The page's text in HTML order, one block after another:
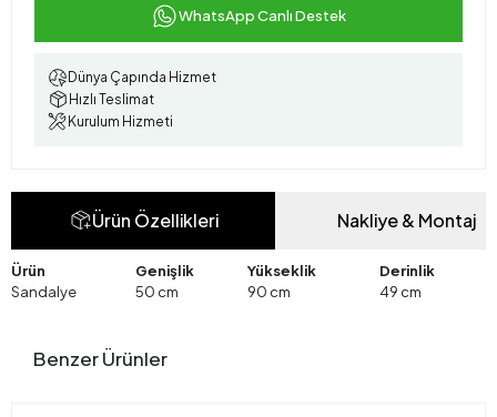
WhatsApp Canlı Destek
Dünya Çapında Hizmet
Hızlı Teslimat
Kurulum Hizmeti
Ürün Özellikleri Nakliye & Montaj
Ürün Genişlik Yükseklik
Derinlik
Sandalye
50 cm 90 cm 49 cm
Benzer Ürünler